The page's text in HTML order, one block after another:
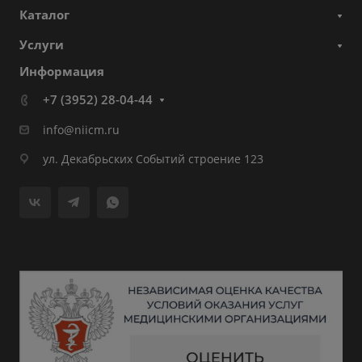
Каталог
Услуги
Информация
+7 (3952) 28-04-44
info@niicm.ru
ул. Декабрьских Событий строение 123